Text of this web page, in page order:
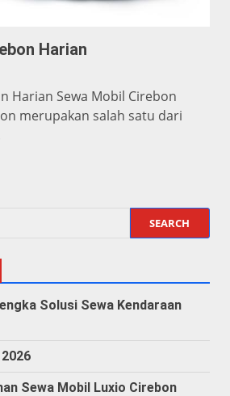
Harian
Harian Sewa Mobil Cirebon
merupakan salah satu dari
Solusi Sewa Kendaraan
Sewa Mobil Luxio Cirebon